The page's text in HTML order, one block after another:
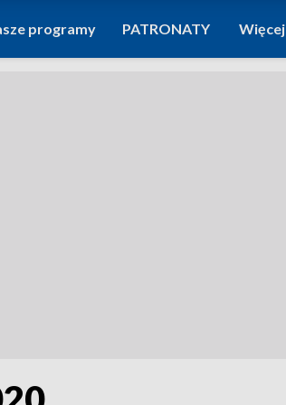
programy PATRONATY Więcej